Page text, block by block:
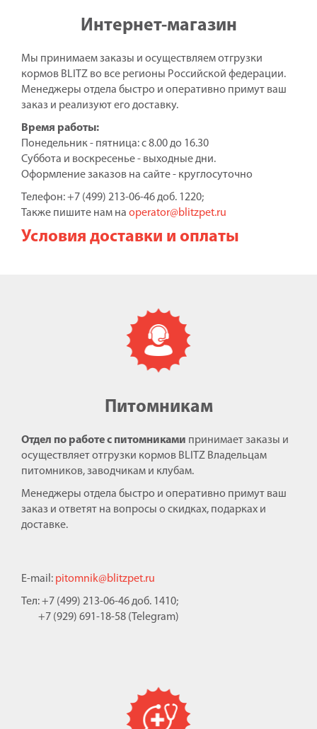
Интернет-магазин
Мы принимаем заказы и осуществляем отгрузки
кормов BLITZ во все регионы Российской федерации.
Менеджеры отдела быстро и оперативно примут ваш
заказ и реализуют его доставку.
Время работы:
Понедельник - пятница: с 8.00 до 16.30
Суббота и воскресенье - выходные дни.
Оформление заказов на сайте - круглосуточно
Телефон: +7 (499) 213-06-46 доб. 1220;
Также пишите нам на operator@blitzpet.ru
Условия доставки и оплаты
Питомникам
Отдел по работе с питомниками принимает заказы и
осуществляет отгрузки кормов BLITZ Владельцам
питомников, заводчикам и клубам.
Менеджеры отдела быстро и оперативно примут ваш
заказ и ответят на вопросы о скидках, подарках и
доставке.
E-mail: pitomnik@blitzpet.ru
Тел: +7 (499) 213-06-46 доб. 1410;
+7 (929) 691-18-58 (Telegram)